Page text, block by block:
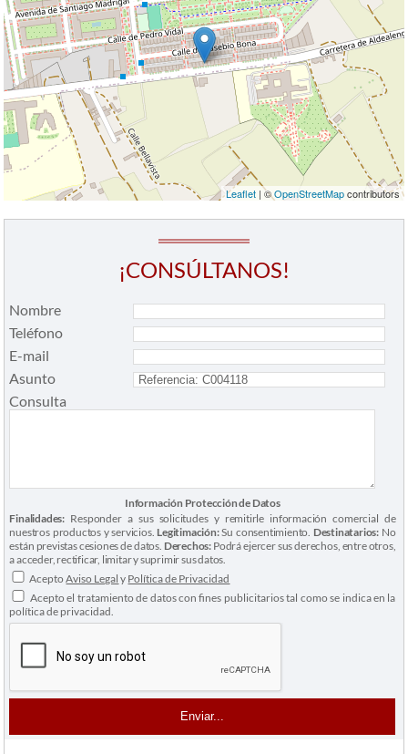
Leaflet| ©OpenStreetMapcontributors
¡CONSÚLTANOS!
Nombre
Teléfono
E-mail
Asunto
Consulta
Información Protección de Datos
Finalidades: Responder a sus solicitudes y remitirle información comercial de
nuestros productos y servicios. Legitimación:Su consentimiento. Destinatarios:No
están previstas cesiones de datos. Derechos: Podrá ejercer sus derechos, entre otros,
a acceder, rectificar, limitar y suprimir sus datos.
AceptoAviso Legal y Política de Privacidad
Acepto el tratamiento de datos con fines publicitarios tal como se indica en la
política de privacidad.